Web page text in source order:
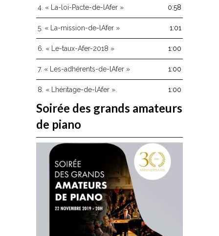
volume.
4. « La-loi-Pacte-de-lAfer » 0:58
5. « La-mission-de-lAfer » 1:01
6. « Le-taux-Afer-2018 » 1:00
7. « Les-adhérents-de-lAfer » 1:00
8. « Lhéritage-de-lAfer » 1:00
Soirée des grands amateurs
de piano